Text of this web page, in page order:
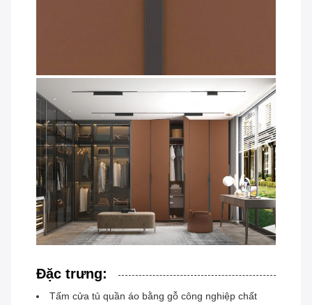
Đặc trưng:
Tấm cửa tủ quần áo bằng gỗ công nghiệp chất